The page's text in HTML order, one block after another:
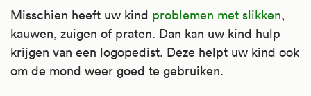
Misschien heeft uw kind problemen met slikken,
kauwen, zuigen of praten. Dan kan uw kind hulp
krijgen van een logopedist. Deze helpt uw kind ook
om de mond weer goed te gebruiken.